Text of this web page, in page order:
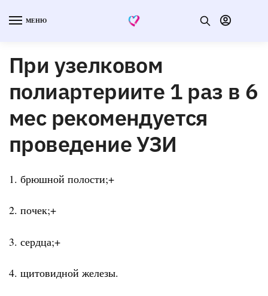
МЕНЮ
При узелковом
полиартериите 1 раз в 6
мес рекомендуется
проведение УЗИ
1. брюшной полости;+
2. почек;+
3. сердца;+
4. щитовидной железы.